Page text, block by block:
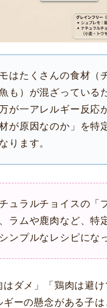
はたくさんの食材（
も）が混ざっている
が一アレルギー反応
材が原因なのか」を特
ります。
ュラルチョイスの「
ラムや鹿肉など、特
ンプルなレシピにな
はダメ」「鶏肉は避
ギーの懸念がある子